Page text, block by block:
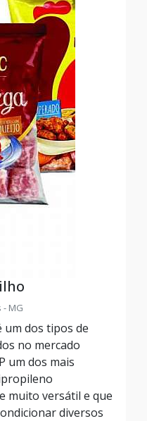
MG
dos tipos de
no mercado
um dos mais
muito versátil e que
diversos